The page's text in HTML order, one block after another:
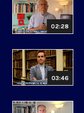
02:28
03:46